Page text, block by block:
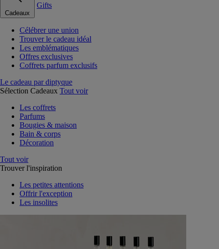
Cadeaux
Gifts
Célébrer une union
Trouver le cadeau idéal
Les emblématiques
Offres exclusives
Coffrets parfum exclusifs
Le cadeau par diptyque
Sélection Cadeaux Tout voir
Les coffrets
Parfums
Bougies & maison
Bain & corps
Décoration
Tout voir
Trouver l'inspiration
Les petites attentions
Offrir l'exception
Les insolites